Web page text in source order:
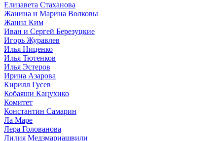
Елизавета Стаханова
Жанина и Марина Волковы
Жанна Ким
Иван и Сергей Березуцкие
Игорь Журавлев
Илья Ниценко
Илья Тютенков
Илья Эстеров
Ирина Азарова
Кирилл Гусев
Кобаяши Кацухико
Комитет
Константин Самарин
Ла Маре
Лера Голованова
Лилия Медзмариашвили